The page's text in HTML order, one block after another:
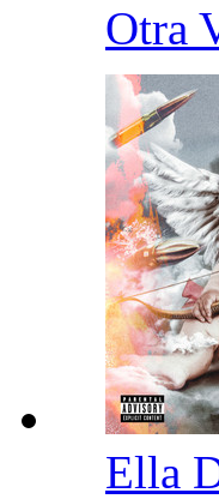
Otra
Ella